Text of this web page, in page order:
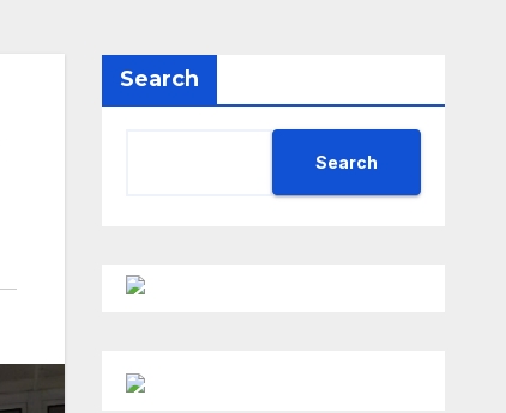
Search
Search